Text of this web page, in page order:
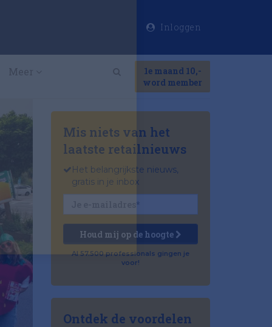
Inloggen
Meer
1e maand 10,-
word member
Mis niets van het
laatste retailnieuws
Het belangrijkste nieuws,
gratis in je inbox
Houd mij op de hoogte
Al 57.500 professionals gingen je
voor!
Ontdek de voordelen